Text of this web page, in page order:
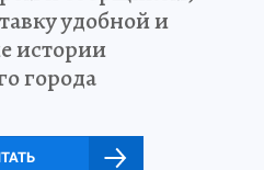
удобной и
истории
города